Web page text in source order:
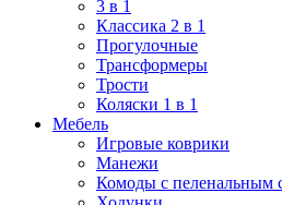
3 в 1
Классика 2 в 1
Прогулочные
Трансформеры
Трости
Коляски 1 в 1
Мебель
Игровые коврики
Манежи
Комоды с пеленальным